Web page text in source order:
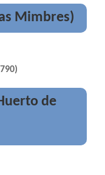
Mimbres)
de